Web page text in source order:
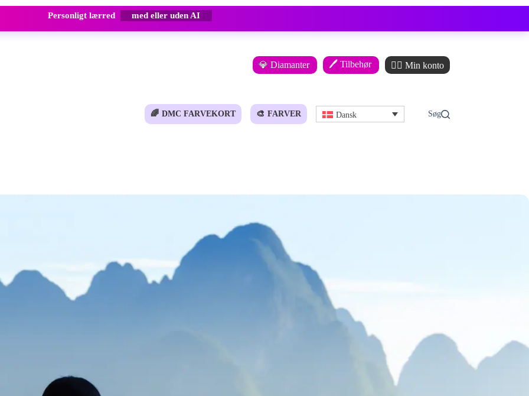
Personligt lærred med eller uden AI
💎 Diamanter 🖊️ Tilbehør 🙋‍♂️ Min konto
🌈 DMC FARVEKORT 🎨 FARVER Dansk